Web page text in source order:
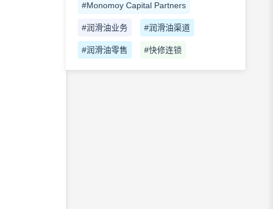
#Monomoy Capital Partners
#润滑油业务 #润滑油渠道
#润滑油零售 #快修连锁